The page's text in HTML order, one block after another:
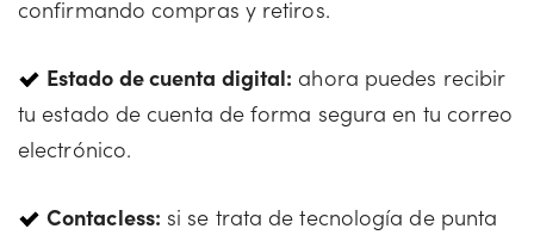
confirmando compras y retiros.
Estado de cuenta digital: ahora puedes recibir
tu estado de cuenta de forma segura en tu correo
electrónico.
Contacless: si se trata de tecnología de punta